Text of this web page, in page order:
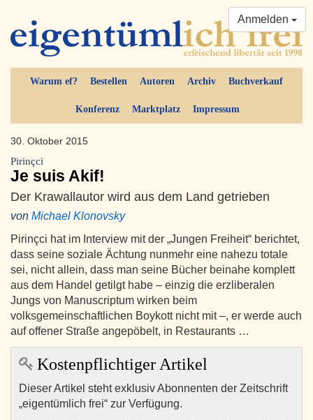
Warum ef? Bestellen Autoren Archiv Buchverkauf
Konferenz Marktplatz Impressum
Anmelden
30. Oktober 2015
Pirinçci
Je suis Akif!
Der Krawallautor wird aus dem Land getrieben
von Michael Klonovsky
Pirinçci hat im Interview mit der „Jungen Freiheit“ berichtet,
dass seine soziale Ächtung nunmehr eine nahezu totale
sei, nicht allein, dass man seine Bücher beinahe komplett
aus dem Handel getilgt habe – einzig die erzliberalen
Jungs von Manuscriptum wirken beim
volksgemeinschaftlichen Boykott nicht mit –, er werde auch
auf offener Straße angepöbelt, in Restaurants …
Kostenpflichtiger Artikel
Dieser Artikel steht exklusiv Abonnenten der Zeitschrift
„eigentümlich frei“ zur Verfügung.